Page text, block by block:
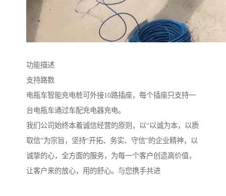
功能描述
支持路数
电瓶车智能充电桩可外接10路插座，每个插座只支持一
台电瓶车通过车配充电器充电。
我们公司始终本着诚信经营的原则，以“以诚为本，以质
取信”为宗旨，坚持“开拓、务实、守信”的企业精神，以
诚挚的心，全方面的服务，为每一个客户创造高价值，
让客户来的放心，用的舒心。与您携手共进